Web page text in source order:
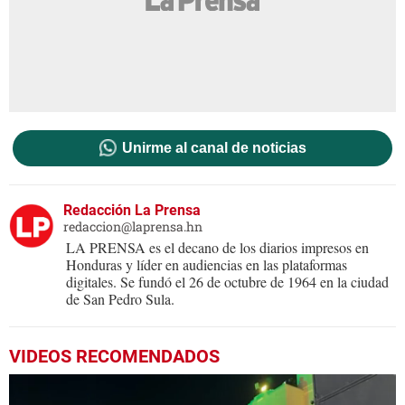
Unirme al canal de noticias
Redacción La Prensa
redaccion@laprensa.hn
LA PRENSA es el decano de los diarios impresos en
Honduras y líder en audiencias en las plataformas
digitales. Se fundó el 26 de octubre de 1964 en la ciudad
de San Pedro Sula.
VIDEOS RECOMENDADOS